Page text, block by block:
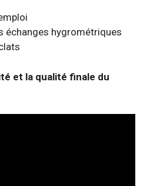
échanges hygrométriques
et la qualité finale du